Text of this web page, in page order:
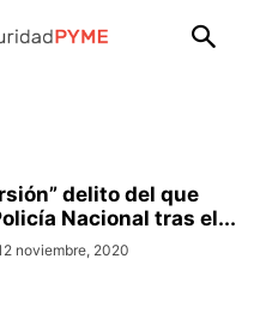
delito del que
Nacional tras el...
noviembre, 2020